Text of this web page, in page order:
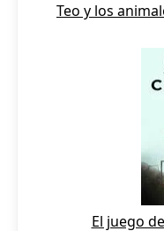
Teo y los
El juego